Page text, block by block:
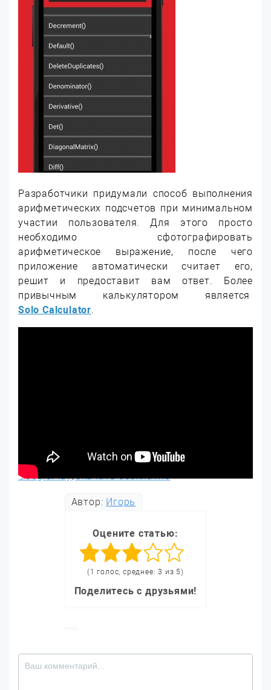
Разработчики придумали способ выполнения
арифметических подсчетов при минимальном
участии пользователя. Для этого просто
необходимо сфотографировать
арифметическое выражение, после чего
приложение автоматически считает его,
решит и предоставит вам ответ. Более
привычным калькулятором является
Solo Calculator.
GooglePlay|Скачать бесплатно
Автор: Игорь
Оцените статью:
(1 голос, среднее: 3 из 5)
Поделитесь с друзьями!